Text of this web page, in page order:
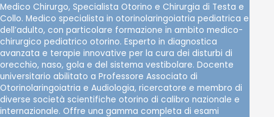
Medico Chirurgo, Specialista Otorino e Chirurgia di Testa e
Collo. Medico specialista in otorinolaringoiatria pediatrica e
dell’adulto, con particolare formazione in ambito medico-
chirurgico pediatrico otorino. Esperto in diagnostica
avanzata e terapie innovative per la cura dei disturbi di
orecchio, naso, gola e del sistema vestibolare. Docente
universitario abilitato a Professore Associato di
Otorinolaringoiatria e Audiologia, ricercatore e membro di
diverse società scientifiche otorino di calibro nazionale e
internazionale. Offre una gamma completa di esami